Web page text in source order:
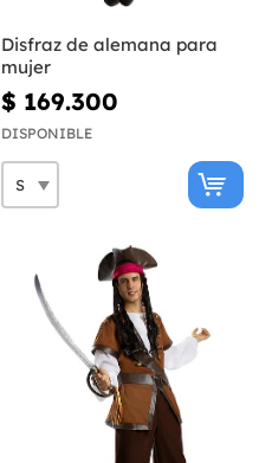
Disfraz de alemana para
mujer
$ 169.300
DISPONIBLE